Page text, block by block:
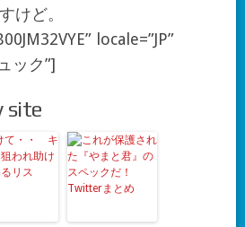
けど。
locale=”JP”
ック”]
site